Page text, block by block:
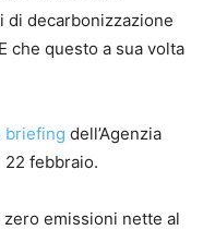
di decarbonizzazione
che questo a sua volta
briefing dell’Agenzia
22 febbraio.
zero emissioni nette al